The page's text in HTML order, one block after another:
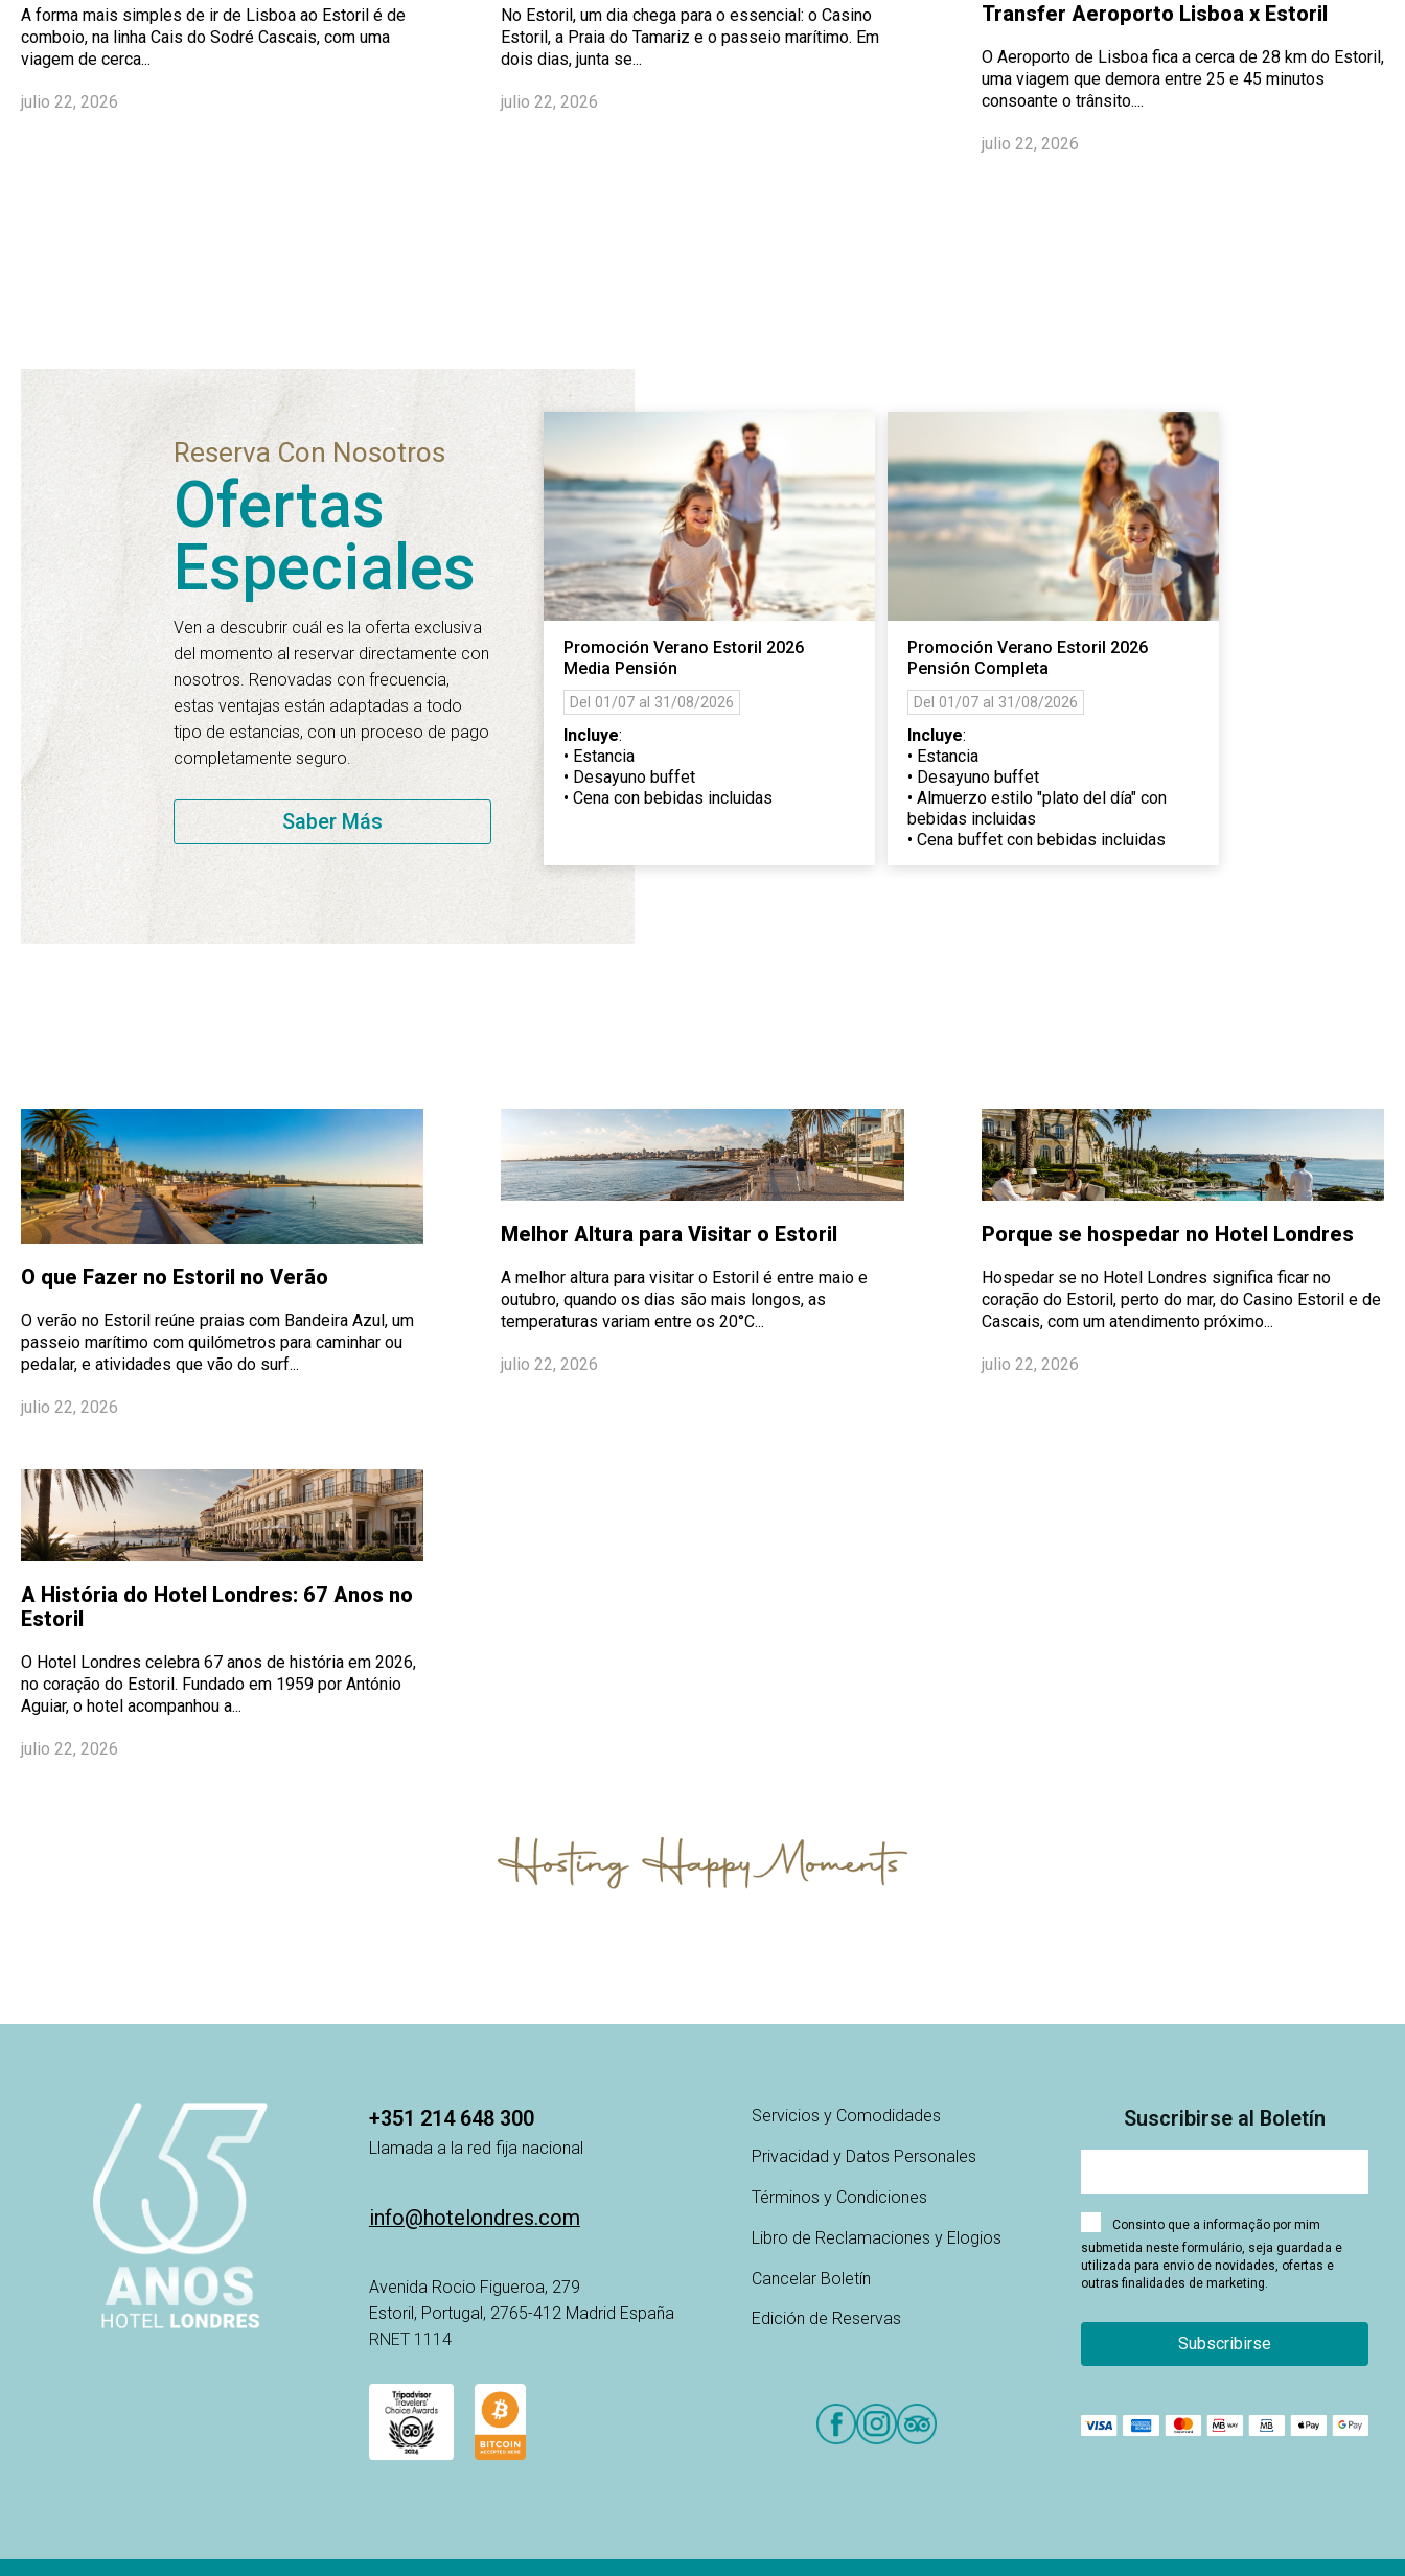
A forma mais simples de ir de Lisboa ao Estoril é de
comboio, na linha Cais do Sodré Cascais, com uma
viagem de cerca...
julio 22, 2026
No Estoril, um dia chega para o essencial: o Casino
Estoril, a Praia do Tamariz e o passeio marítimo. Em
dois dias, junta se...
julio 22, 2026
Transfer Aeroporto Lisboa x Estoril
O Aeroporto de Lisboa fica a cerca de 28 km do Estoril,
uma viagem que demora entre 25 e 45 minutos
consoante o trânsito....
julio 22, 2026
O que Fazer no Estoril no Verão
O verão no Estoril reúne praias com Bandeira Azul, um
passeio marítimo com quilómetros para caminhar ou
pedalar, e atividades que vão do surf...
julio 22, 2026
Melhor Altura para Visitar o Estoril
A melhor altura para visitar o Estoril é entre maio e
outubro, quando os dias são mais longos, as
temperaturas variam entre os 20°C...
julio 22, 2026
Porque se hospedar no Hotel Londres
Hospedar se no Hotel Londres significa ficar no
coração do Estoril, perto do mar, do Casino Estoril e de
Cascais, com um atendimento próximo...
julio 22, 2026
A História do Hotel Londres: 67 Anos no
Estoril
O Hotel Londres celebra 67 anos de história em 2026,
no coração do Estoril. Fundado em 1959 por António
Aguiar, o hotel acompanhou a...
julio 22, 2026
+351 214 648 300
Llamada a la red fija nacional
info@hotelondres.com
Avenida Rocio Figueroa, 279
Estoril, Portugal, 2765-412 Madrid España
RNET 1114
Servicios y Comodidades
Privacidad y Datos Personales
Términos y Condiciones
Libro de Reclamaciones y Elogios
Cancelar Boletín
Edición de Reservas
Suscribirse al Boletín
Consinto que a informação por mim
submetida neste formulário, seja guardada e
utilizada para envio de novidades, ofertas e
outras finalidades de marketing.
Subscribirse